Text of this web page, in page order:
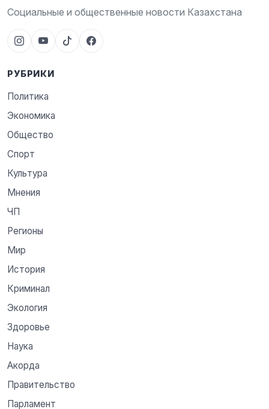
Социальные и общественные новости Казахстана
РУБРИКИ
Политика
Экономика
Общество
Спорт
Культура
Мнения
ЧП
Регионы
Мир
История
Криминал
Экология
Здоровье
Наука
Акорда
Правительство
Парламент